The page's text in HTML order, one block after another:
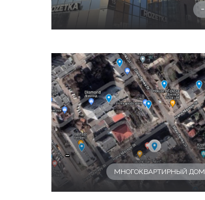
-
-
МНОГОКВАРТИРНЫЙ ДОМ